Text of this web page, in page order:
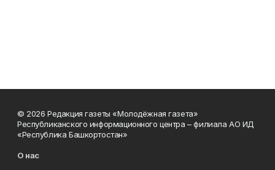
© 2026 Редакция газеты «Молодёжная газета»
Республиканского информационного центра – филиала АО ИД
«Республика Башкортостан»
О нас